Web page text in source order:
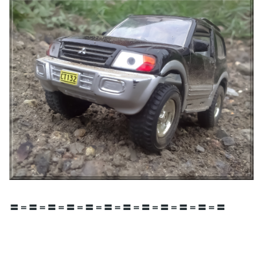
〓＝〓＝〓＝〓＝〓＝〓＝〓＝〓＝〓＝〓＝〓＝〓